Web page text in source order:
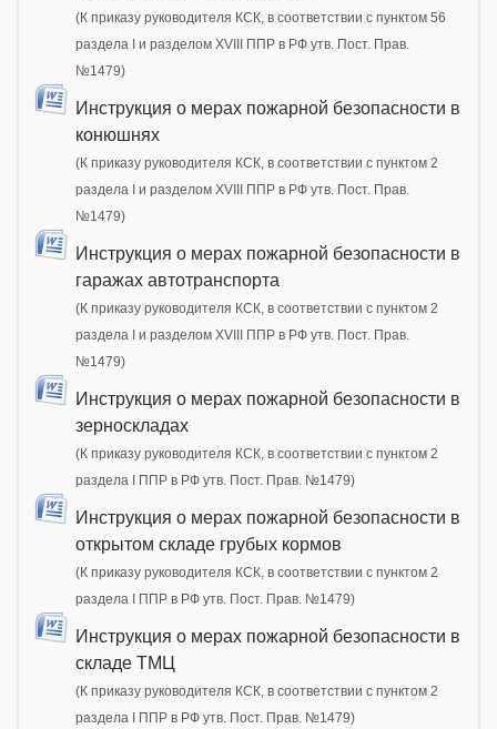
(К приказу руководителя КСК, в соответствии с пунктом 56
раздела I и разделом XVIII ППР в РФ утв. Пост. Прав.
№1479)
Инструкция о мерах пожарной безопасности в
конюшнях
(К приказу руководителя КСК, в соответствии с пунктом 2
раздела I и разделом XVIII ППР в РФ утв. Пост. Прав.
№1479)
Инструкция о мерах пожарной безопасности в
гаражах автотранспорта
(К приказу руководителя КСК, в соответствии с пунктом 2
раздела I и разделом XVIII ППР в РФ утв. Пост. Прав.
№1479)
Инструкция о мерах пожарной безопасности в
зерноскладах
(К приказу руководителя КСК, в соответствии с пунктом 2
раздела I ППР в РФ утв. Пост. Прав. №1479)
Инструкция о мерах пожарной безопасности в
открытом складе грубых кормов
(К приказу руководителя КСК, в соответствии с пунктом 2
раздела I ППР в РФ утв. Пост. Прав. №1479)
Инструкция о мерах пожарной безопасности в
складе ТМЦ
(К приказу руководителя КСК, в соответствии с пунктом 2
раздела I ППР в РФ утв. Пост. Прав. №1479)